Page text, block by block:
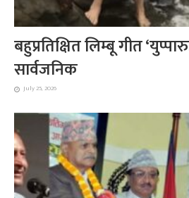
बहुप्रतिक्षित लिम्बू गीत
सार्वजनिक
July 25, 2026